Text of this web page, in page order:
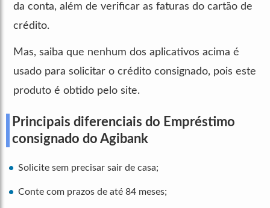
da conta, além de verificar as faturas do cartão de
crédito.
Mas, saiba que nenhum dos aplicativos acima é
usado para solicitar o crédito consignado, pois este
produto é obtido pelo site.
Principais diferenciais do Empréstimo
consignado do Agibank
Solicite sem precisar sair de casa;
Conte com prazos de até 84 meses;